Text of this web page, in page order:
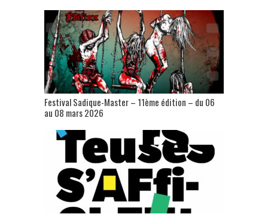
Festival Sadique-Master – 11ème édition – du 06
au 08 mars 2026